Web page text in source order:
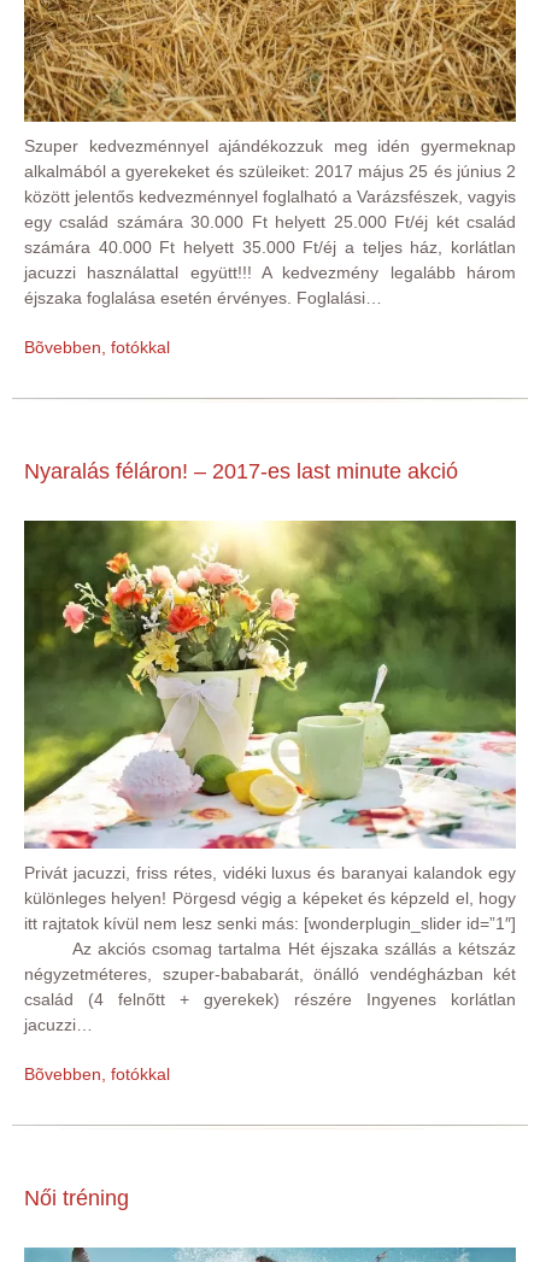
Szuper kedvezménnyel ajándékozzuk meg idén gyermeknap
alkalmából a gyerekeket és szüleiket: 2017 május 25 és június 2
között jelentős kedvezménnyel foglalható a Varázsfészek, vagyis
egy család számára 30.000 Ft helyett 25.000 Ft/éj két család
számára 40.000 Ft helyett 35.000 Ft/éj a teljes ház, korlátlan
jacuzzi használattal együtt!!! A kedvezmény legalább három
éjszaka foglalása esetén érvényes. Foglalási…
Bõvebben, fotókkal
Nyaralás féláron! – 2017-es last minute akció
Privát jacuzzi, friss rétes, vidéki luxus és baranyai kalandok egy
különleges helyen! Pörgesd végig a képeket és képzeld el, hogy
itt rajtatok kívül nem lesz senki más: [wonderplugin_slider id=”1″]
Az akciós csomag tartalma Hét éjszaka szállás a kétszáz
négyzetméteres, szuper-bababarát, önálló vendégházban két
család (4 felnőtt + gyerekek) részére Ingyenes korlátlan
jacuzzi…
Bõvebben, fotókkal
Női tréning